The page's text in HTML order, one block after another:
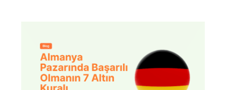
Fulfillment
Kargo Entegrasyonları
Denizyolu Taşımacılığı
Webinarlar